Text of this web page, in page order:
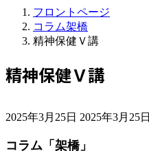
フロントページ
コラム架橋
精神保健Ｖ講
精神保健Ｖ講
2025年3月25日 終
2025年3月25日
コラム「架橋」